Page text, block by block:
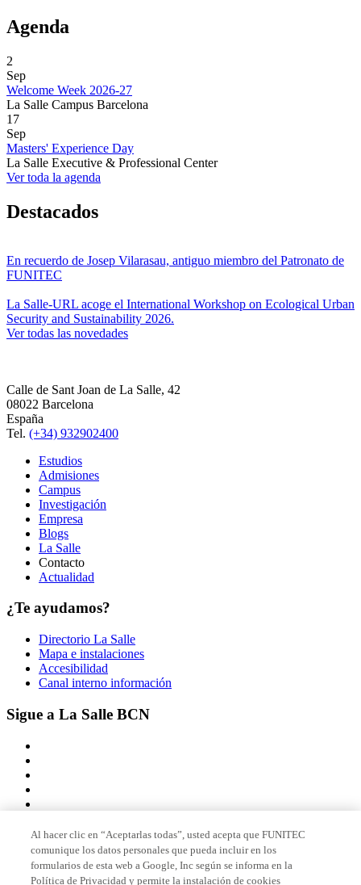
Agenda
2
Sep
Welcome Week 2026-27
La Salle Campus Barcelona
17
Sep
Masters' Experience Day
La Salle Executive & Professional Center
Ver toda la agenda
Destacados
En recuerdo de Josep Vilarasau, antiguo miembro del Patronato de
FUNITEC
La Salle-URL acoge el International Workshop on Ecological Urban
Security and Sustainability 2026.
Ver todas las novedades
Calle de Sant Joan de La Salle, 42
08022 Barcelona
España
Tel. (+34) 932902400
Estudios
Admisiones
Campus
Investigación
Empresa
Blogs
La Salle
Contacto
Actualidad
¿Te ayudamos?
Directorio La Salle
Mapa e instalaciones
Accesibilidad
Canal interno información
Sigue a La Salle BCN
Miembro de
Al hacer clic en “Aceptarlas todas”, usted acepta que FUNITEC
comunique los datos personales que pueda incluir en los
formularios de esta web a Google, Inc según se informa en la
Política de Privacidad y permite la instalación de cookies